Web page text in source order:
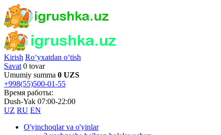
Kirish Ro‘yxatdan o‘tish
Savat 0 tovar
Umumiy summa 0 UZS
+998(55)500-01-55
Время работы:
Dush-Yak 07:00-22:00
UZ RU EN
O'yinchoqlar va o'yinlar